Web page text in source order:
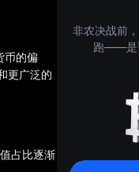
币的偏
更广泛的
占比逐渐
非农决战前
跑——是